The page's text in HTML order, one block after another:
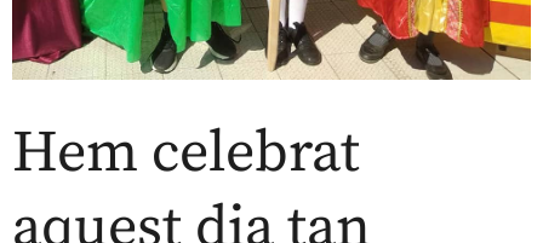
Hem celebrat